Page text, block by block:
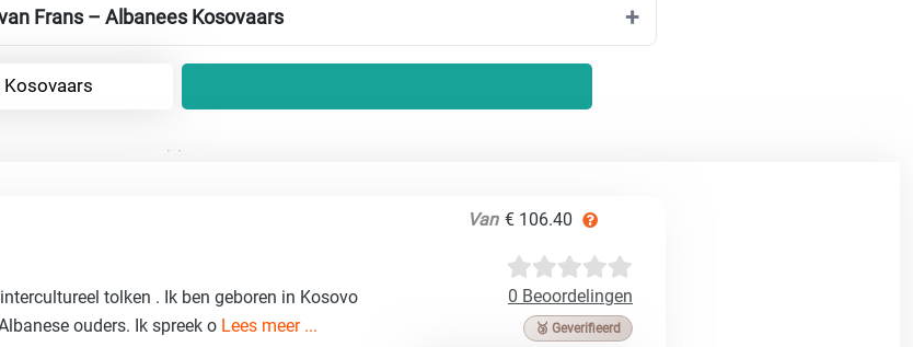
Frans – Albanees Kosovaars
Kosovaars
Van € 106.40
0 Beoordelingen
🥉 Geverifieerd
tolken . Ik ben geboren in Kosovo
ouders. Ik spreek o Lees meer ...